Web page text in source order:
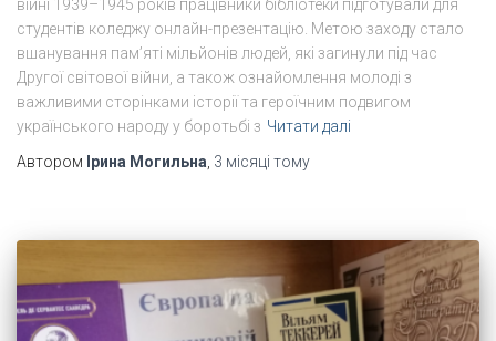
війні 1939–1945 років працівники бібліотеки підготували для
студентів коледжу онлайн-презентацію. Метою заходу стало
вшанування пам’яті мільйонів людей, які загинули під час
Другої світової війни, а також ознайомлення молоді з
важливими сторінками історії та героїчним подвигом
українського народу у боротьбі з Читати далі
Автором Ірина Могильна, 3 місяці тому